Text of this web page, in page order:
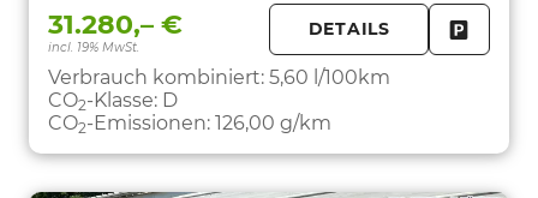
31.280,– €
incl. 19% MwSt.
DETAILS
Verbrauch kombiniert: 5,60 l/100km
CO2-Klasse: D
CO2-Emissionen: 126,00 g/km